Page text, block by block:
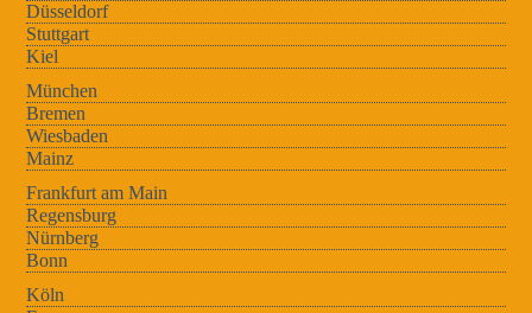
Düsseldorf
Stuttgart
Kiel
München
Bremen
Wiesbaden
Mainz
Frankfurt am Main
Regensburg
Nürnberg
Bonn
Köln